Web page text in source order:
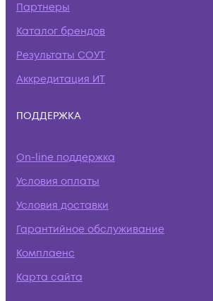
Партнеры
Каталог брендов
Результаты СОУТ
Аккредитация ИТ
ПОДДЕРЖКА
On-line поддержка
Условия оплаты
Условия доставки
Гарантийное обслуживание
Комплаенс
Карта сайта